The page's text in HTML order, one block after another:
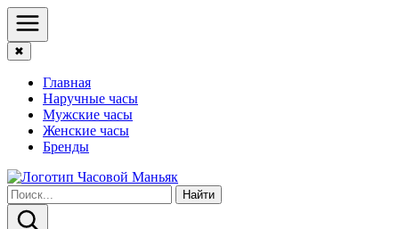
✖
Главная
Наручные часы
Мужские часы
Женские часы
Бренды
Найти